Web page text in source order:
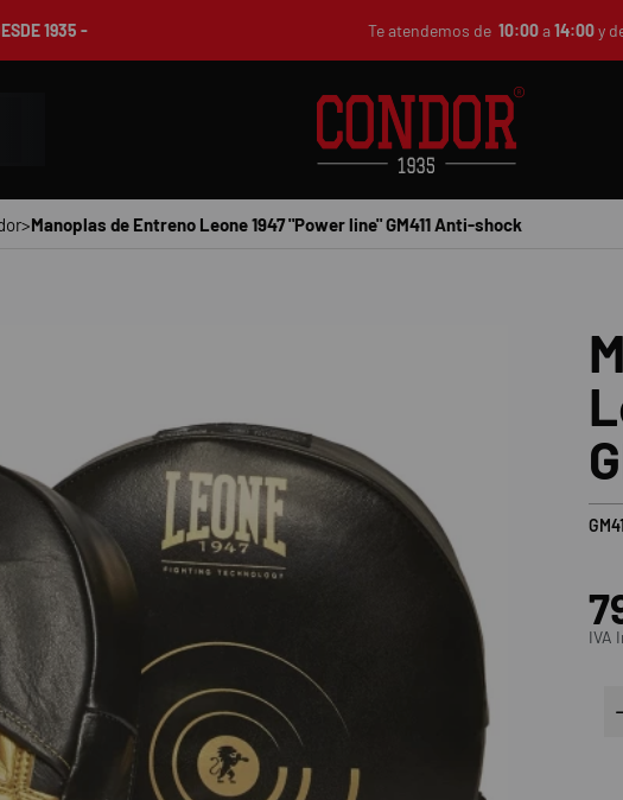
1935 - Te atendemos de 10:00a14:00y
>Manoplas de Entreno Leone 1947 "Power line" GM411 Anti-shock
IVA